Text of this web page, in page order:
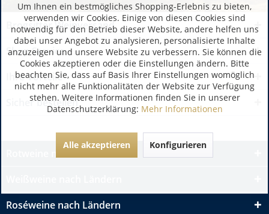
Brogsitter Weinversand
Shop Service
Ihre Vorteile
Sicher bestellen
Rotweine nach Ländern
Roséweine nach Ländern
Um Ihnen ein bestmögliches Shopping-Erlebnis zu bieten,
verwenden wir Cookies. Einige von diesen Cookies sind
notwendig für den Betrieb dieser Website, andere helfen uns
dabei unser Angebot zu analysieren, personalisierte Inhalte
anzuzeigen und unsere Website zu verbessern. Sie können die
Cookies akzeptieren oder die Einstellungen ändern. Bitte
beachten Sie, dass auf Basis Ihrer Einstellungen womöglich
nicht mehr alle Funktionalitäten der Website zur Verfügung
stehen. Weitere Informationen finden Sie in unserer
Datenschutzerklärung: Mehr Informationen
Alle akzeptieren Konfigurieren